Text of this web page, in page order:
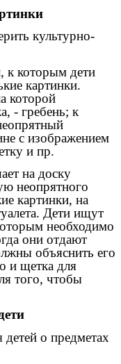
культурно-
к которым дети
картинки.
которой
- гребень; к
с изображением
и пр.
на доску
неопрятного
картинки, на
Дети ищут
необходимо
они отдают
объяснить его
и щетка для
того, чтобы
о предметах